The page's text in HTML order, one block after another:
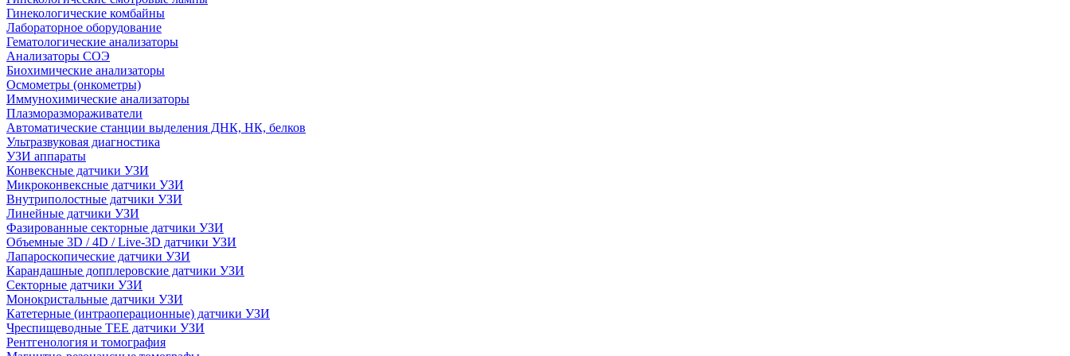
Гинекологические комбайны
Лабораторное оборудование
Гематологические анализаторы
Анализаторы СОЭ
Биохимические анализаторы
Осмометры (онкометры)
Иммунохимические анализаторы
Плазморазмораживатели
Автоматические станции выделения ДНК, НК, белков
Ультразвуковая диагностика
УЗИ аппараты
Конвексные датчики УЗИ
Микроконвексные датчики УЗИ
Внутриполостные датчики УЗИ
Линейные датчики УЗИ
Фазированные секторные датчики УЗИ
Объемные 3D / 4D / Live-3D датчики УЗИ
Лапароскопические датчики УЗИ
Карандашные допплеровские датчики УЗИ
Секторные датчики УЗИ
Монокристальные датчики УЗИ
Катетерные (интраоперационные) датчики УЗИ
Чреспищеводные TEE датчики УЗИ
Рентгенология и томография